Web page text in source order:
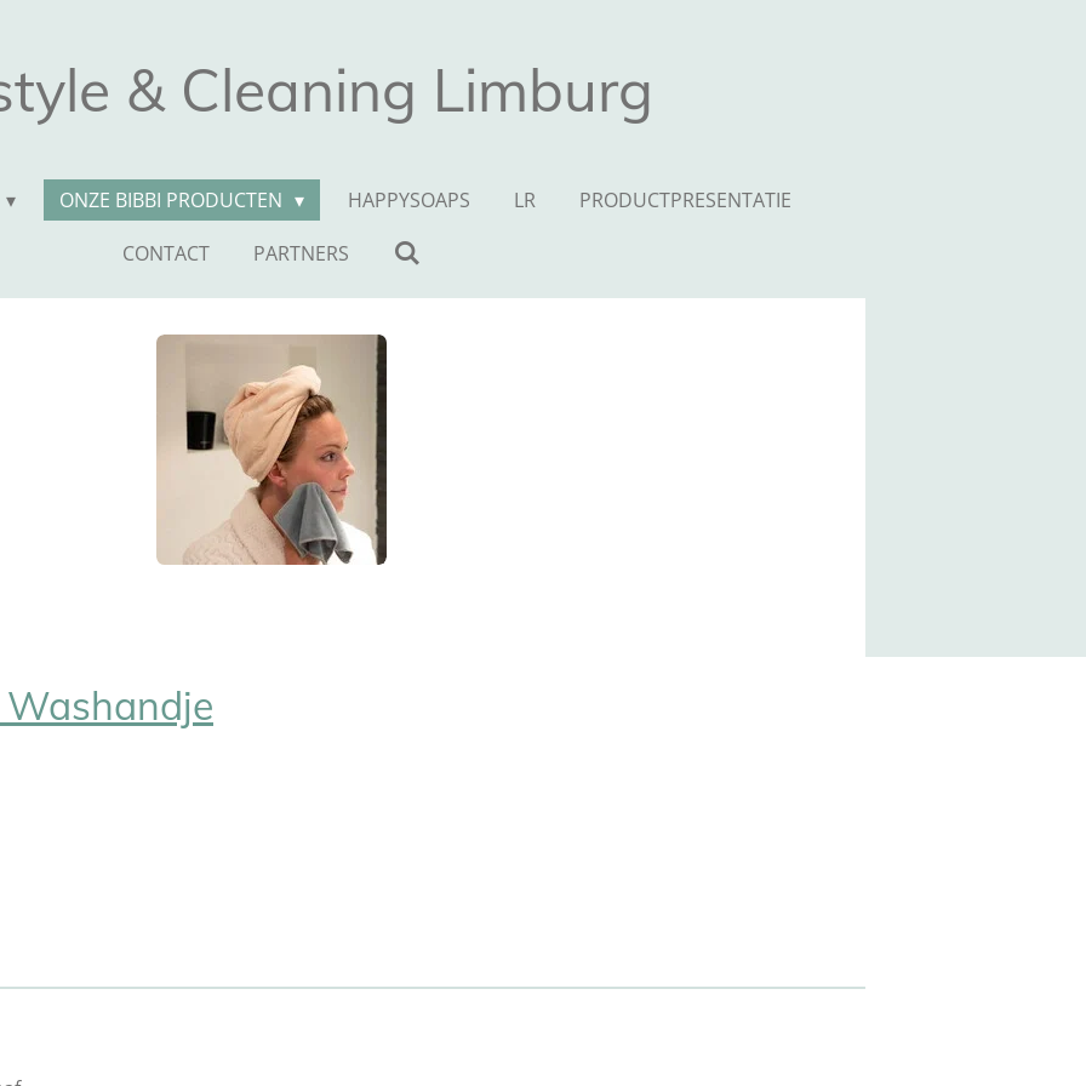
& Cleaning Limburg
ONZE BIBBI PRODUCTEN HAPPYSOAPS LR
PRODUCTPRESENTATIE
CONTACT
PARTNERS